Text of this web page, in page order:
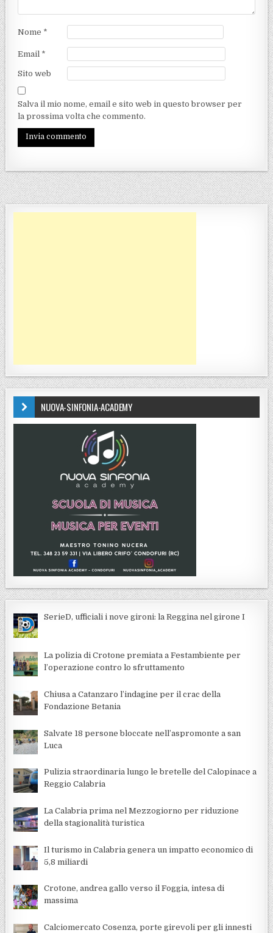
Nome *
Email *
Sito web
Salva il mio nome, email e sito web in questo browser per
la prossima volta che commento.
NUOVA-SINFONIA-ACADEMY
SerieD, ufficiali i nove gironi: la Reggina nel girone I
La polizia di Crotone premiata a Festambiente per
l’operazione contro lo sfruttamento
Chiusa a Catanzaro l’indagine per il crac della
Fondazione Betania
Salvate 18 persone bloccate nell’aspromonte a san
Luca
Pulizia straordinaria lungo le bretelle del Calopinace a
Reggio Calabria
La Calabria prima nel Mezzogiorno per riduzione
della stagionalità turistica
Il turismo in Calabria genera un impatto economico di
5,8 miliardi
Crotone, andrea gallo verso il Foggia, intesa di
massima
Calciomercato Cosenza, porte girevoli per gli innesti